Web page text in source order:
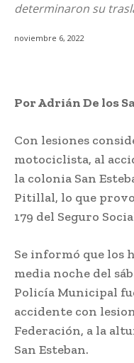
determinaron su
noviembre 6, 2022
Por Adrián De los
Con lesiones
motociclista, al
la colonia San
Pitillal, lo que
179 del Seguro
Se informó que los
media noche del
Policía Municipal
accidente con
Federación, a la
San Esteban.